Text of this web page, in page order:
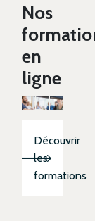
Nos
en
ligne
Découvrir
les
formations